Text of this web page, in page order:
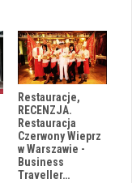
Restauracje,
RECENZJA.
Restauracja
Czerwony Wieprz
w Warszawie -
Business
Traveller…